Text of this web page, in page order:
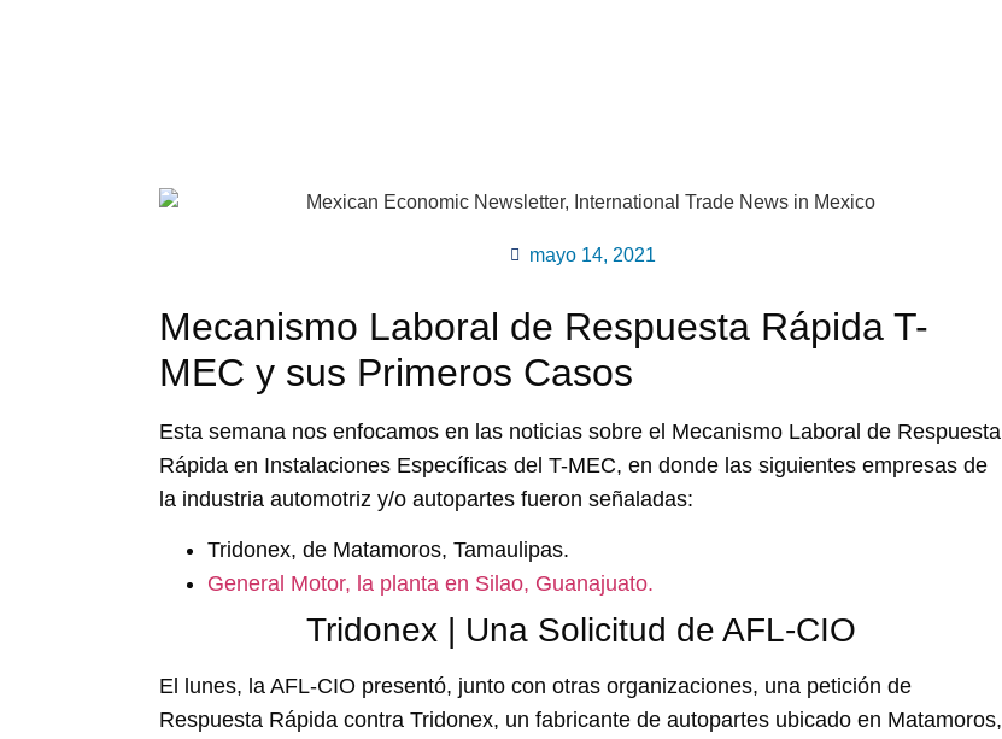
mayo 14, 2021
Mecanismo Laboral de Respuesta Rápida T-
MEC y sus Primeros Casos
Esta semana nos enfocamos en las noticias sobre el Mecanismo Laboral de Respuesta
Rápida en Instalaciones Específicas del T-MEC, en donde las siguientes empresas de
la industria automotriz y/o autopartes fueron señaladas:
Tridonex, de Matamoros, Tamaulipas.
General Motor, la planta en Silao, Guanajuato.
Tridonex | Una Solicitud de AFL-CIO
El lunes, la AFL-CIO presentó, junto con otras organizaciones, una petición de
Respuesta Rápida contra Tridonex, un fabricante de autopartes ubicado en Matamoros,